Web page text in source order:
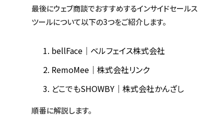
最後にウェブ商談でおすすめするインサイドセールス
ツールについて以下の3つをご紹介します。
bellFace｜ベルフェイス株式会社
RemoMee｜株式会社リンク
どこでもSHOWBY｜株式会社かんざし
順番に解説します。